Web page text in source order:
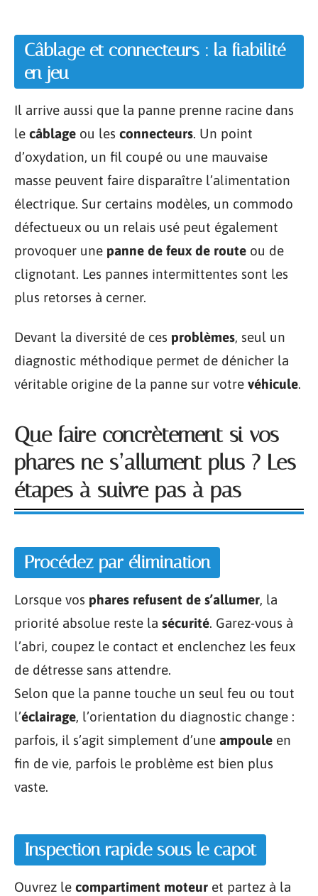
Câblage et connecteurs : la fiabilité
en jeu
Il arrive aussi que la panne prenne racine dans
le câblage ou les connecteurs. Un point
d’oxydation, un fil coupé ou une mauvaise
masse peuvent faire disparaître l’alimentation
électrique. Sur certains modèles, un commodo
défectueux ou un relais usé peut également
provoquer une panne de feux de route ou de
clignotant. Les pannes intermittentes sont les
plus retorses à cerner.
Devant la diversité de ces problèmes, seul un
diagnostic méthodique permet de dénicher la
véritable origine de la panne sur votre véhicule.
Que faire concrètement si vos
phares ne s’allument plus ? Les
étapes à suivre pas à pas
Procédez par élimination
Lorsque vos phares refusent de s’allumer, la
priorité absolue reste la sécurité. Garez-vous à
l’abri, coupez le contact et enclenchez les feux
de détresse sans attendre.
Selon que la panne touche un seul feu ou tout
l’éclairage, l’orientation du diagnostic change :
parfois, il s’agit simplement d’une ampoule en
fin de vie, parfois le problème est bien plus
vaste.
Inspection rapide sous le capot
Ouvrez le compartiment moteur et partez à la